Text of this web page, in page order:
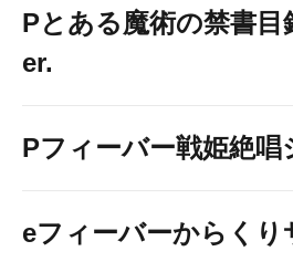
Pとある魔術の禁書
er.
Pフィーバー戦姫絶
eフィーバーからく